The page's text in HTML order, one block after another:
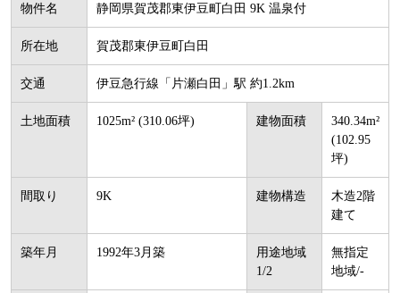
物件名 静岡県賀茂郡東伊豆町白田 9K 温泉付
所在地 賀茂郡東伊豆町白田
交通 伊豆急行線「片瀬白田」駅 約1.2km
土地面積 1025m² (310.06坪) 建物面積
340.34m²
(102.95
坪)
間取り 9K 建物構造
木造2階
建て
築年月 1992年3月築
用途地域
1/2
無指定
地域/-